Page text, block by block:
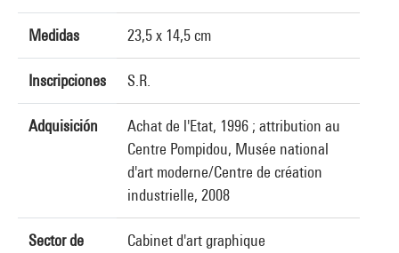
Medidas 23,5 x 14,5 cm
Inscripciones S.R.
Adquisición
Achat de l'Etat, 1996 ; attribution au
Centre Pompidou, Musée national
d'art moderne/Centre de création
industrielle, 2008
Sector de
Cabinet d'art graphique